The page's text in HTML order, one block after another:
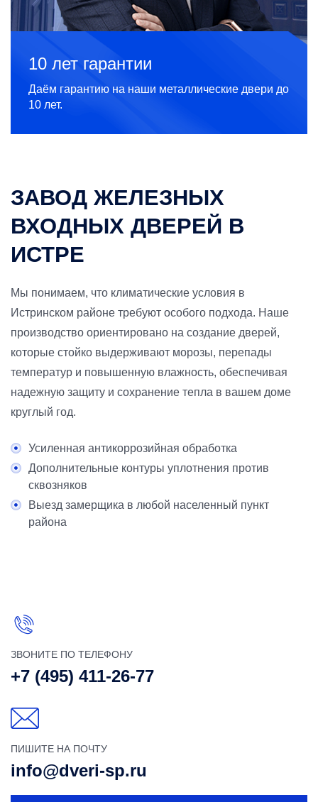
10 лет гарантии
Даём гарантию на наши металлические двери до
10 лет.
ЗАВОД ЖЕЛЕЗНЫХ
ВХОДНЫХ ДВЕРЕЙ В
ИСТРЕ
Мы понимаем, что климатические условия в
Истринском районе требуют особого подхода. Наше
производство ориентировано на создание дверей,
которые стойко выдерживают морозы, перепады
температур и повышенную влажность, обеспечивая
надежную защиту и сохранение тепла в вашем доме
круглый год.
Усиленная антикоррозийная обработка
Дополнительные контуры уплотнения против
сквозняков
Выезд замерщика в любой населенный пункт
района
ЗВОНИТЕ ПО ТЕЛЕФОНУ
+7 (495) 411-26-77
ПИШИТЕ НА ПОЧТУ
info@dveri-sp.ru